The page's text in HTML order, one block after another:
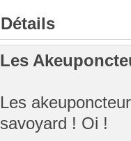
Détails
Les
Les
savoyard ! Oi !